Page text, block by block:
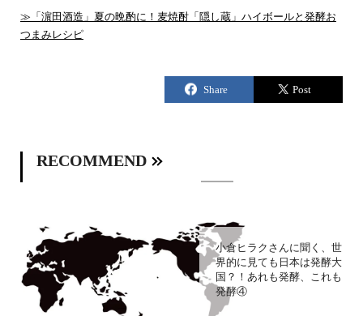
≫「濵田酒造」夏の晩酌に！麦焼酎「隠し蔵」ハイボールと発酵お
つまみレシピ
RECOMMEND
小倉ヒラクさんに聞く、世
界的に見ても日本は発酵大
国？！あれも発酵、これも
発酵④